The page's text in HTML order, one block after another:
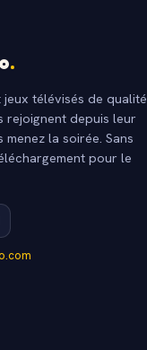
.
télévisés de qualité
rejoignent depuis leur
la soirée. Sans
pour le